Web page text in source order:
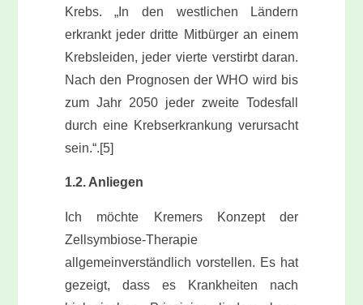
Krebs. „In den westlichen Ländern
erkrankt jeder dritte Mitbürger an einem
Krebsleiden, jeder vierte verstirbt daran.
Nach den Prognosen der WHO wird bis
zum Jahr 2050 jeder zweite Todesfall
durch eine Krebserkrankung verursacht
sein.“.[5]
1.2. Anliegen
Ich möchte Kremers Konzept der
Zellsymbiose-Therapie
allgemeinverständlich vorstellen. Es hat
gezeigt, dass es Krankheiten nach